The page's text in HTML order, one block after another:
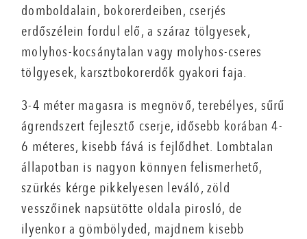
domboldalain, bokorerdeiben, cserjés
erdőszélein fordul elő, a száraz tölgyesek,
molyhos-kocsánytalan vagy molyhos-cseres
tölgyesek, karsztbokorerdők gyakori faja.
3-4 méter magasra is megnövő, terebélyes, sűrű
ágrendszert fejlesztő cserje, idősebb korában 4-
6 méteres, kisebb fává is fejlődhet. Lombtalan
állapotban is nagyon könnyen felismerhető,
szürkés kérge pikkelyesen leváló, zöld
vesszőinek napsütötte oldala pirosló, de
ilyenkor a gömbölyded, majdnem kisebb